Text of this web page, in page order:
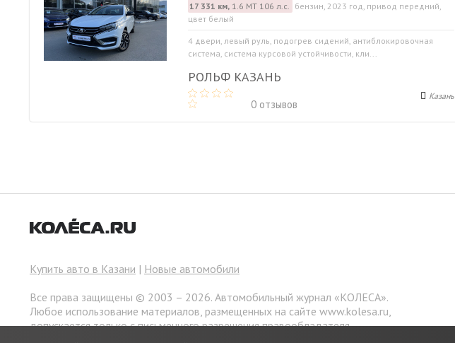
17 331 км,1.6 МТ 106 л.с. бензин, 2023 год, привод передний,
цвет белый
4 двери, левый руль, подогрев сидений, антиблокировочная
система, система курсовой устойчивости, кли...
РОЛЬФ КАЗАНЬ
0 отзывов
Казань
Купить авто в Казани | Новые автомобили
Все права защищены © 2003 – 2026. Автомобильный журнал «КОЛЕСА».
Любое использование материалов, размещенных на сайте www.kolesa.ru,
допускается только с письменного разрешения правообладателя.